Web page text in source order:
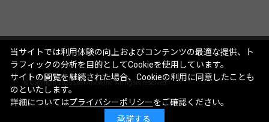
© Copyright 2025 Lost Arrow,Inc. All rights reserved.
当サイトでは利用体験の向上およびコンテンツの最適な提供、ト
ラフィックの分析を目的としてCookieを使用しています。
サイトの閲覧を継続された場合、Cookieの利用に同意したことも
のといたします。
詳細についてはプライバシーポリシーをご確認ください。
承諾する